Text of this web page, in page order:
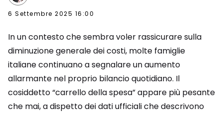
6 Settembre 2025 16:00
In un contesto che sembra voler rassicurare sulla
diminuzione generale dei costi, molte famiglie
italiane continuano a segnalare un aumento
allarmante nel proprio bilancio quotidiano. Il
cosiddetto “carrello della spesa” appare più pesante
che mai, a dispetto dei dati ufficiali che descrivono